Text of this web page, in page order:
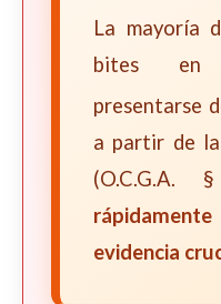
La mayoría
bites en
presentarse
a partir de
(O.C.G.A.
evidencia